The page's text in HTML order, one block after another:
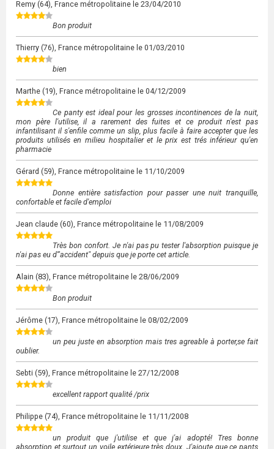
Remy (64), France métropolitaine le 23/04/2010
Bon produit
Thierry (76), France métropolitaine le 01/03/2010
bien
Marthe (19), France métropolitaine le 04/12/2009
Ce panty est ideal pour les grosses incontinences de la nuit,
mon père l'utilise, il a rarement des fuites et ce produit n'est pas
infantilisant il s'enfile comme un slip, plus facile à faire accepter que les
produits utilisés en milieu hospitalier et le prix est trés inférieur qu'en
pharmacie
Gérard (59), France métropolitaine le 11/10/2009
Donne entière satisfaction pour passer une nuit tranquille,
confortable et facile d'emploi
Jean claude (60), France métropolitaine le 11/08/2009
Très bon confort. Je n'ai pas pu tester l'absorption puisque je
n'ai pas eu d'"accident" depuis que je porte cet article.
Alain (83), France métropolitaine le 28/06/2009
Bon produit
Jérôme (17), France métropolitaine le 08/02/2009
un peu juste en absorption mais tres agreable à porter,se fait
oublier.
Sebti (59), France métropolitaine le 27/12/2008
excellent rapport qualité /prix
Philippe (74), France métropolitaine le 11/11/2008
un produit que j'utilise et que j'ai adopté! Tres bonne
absorption et surtout un voile extérieure très doux. J'ajoute que ce pants